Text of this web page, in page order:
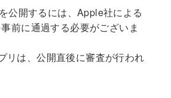
公開するには、Apple社による
前に通過する必要がございま
リは、公開直後に審査が行われ